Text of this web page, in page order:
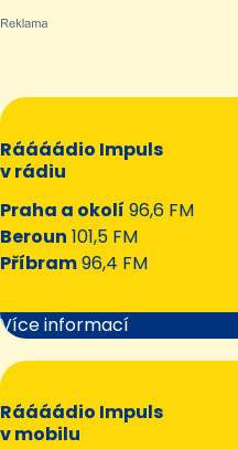
Ráááádio Impuls
v rádiu
Praha a okolí 96,6 FM
Beroun 101,5 FM
Příbram96,4 FM
Více informací
Ráááádio Impuls
v mobilu